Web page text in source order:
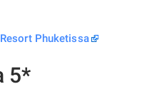
Phuketissa
5*